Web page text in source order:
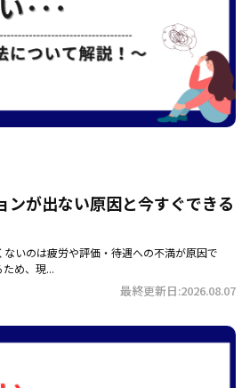
ンが出ない原因と今すぐできる
いのは疲労や評価・待遇への不満が原因で
め、現...
最終更新日:2026.08.07